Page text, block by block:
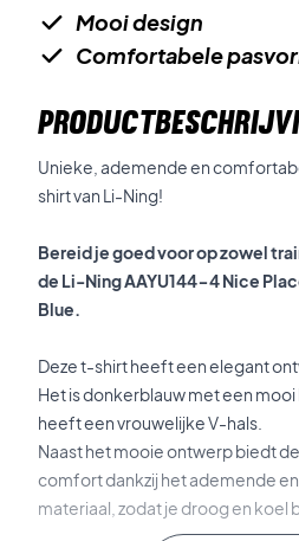
Mooi design
Comfortabele
Unieke, ademende en
shirt van Li-Ning!
Bereid je goed voor op zowel
de Li-Ning AAYU144-4 Nice
Blue.
Deze t-shirt heeft een elegant
Het is donkerblauw met een
heeft een vrouwelijke V-hals.
Naast het mooie ontwerp biedt
comfort dankzij het ademende
materiaal, zodat je droog en koel